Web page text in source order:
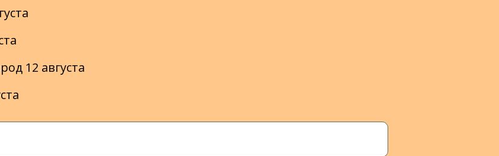
12 августа